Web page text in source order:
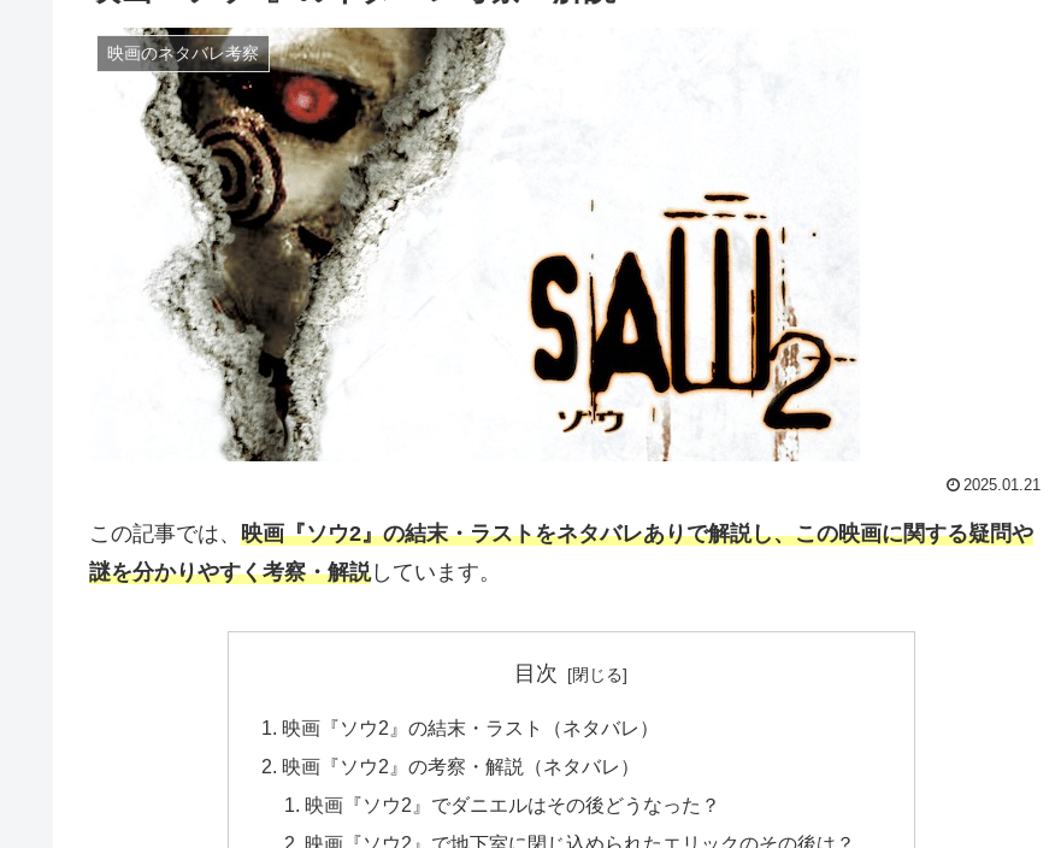
映画のネタバレ考察
2025.01.21
この記事では、 映画『ソウ2』の結末・ラストをネタバレありで解説し、この映画に関する疑問や
謎を分かりやすく考察・解説しています。
目次
映画『ソウ2』の結末・ラスト（ネタバレ）
映画『ソウ2』の考察・解説（ネタバレ）
映画『ソウ2』でダニエルはその後どうなった？
映画『ソウ2』で地下室に閉じ込められたエリックのその後は？